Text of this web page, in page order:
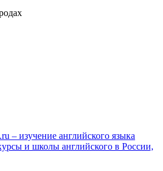
– изучение английского языка
и школы английского в России,